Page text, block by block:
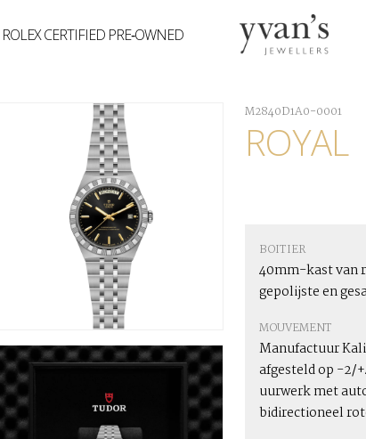
ROLEX CERTIFIED PRE‑OWNED
M2840D1A0-0001
ROYAL
BOITIER
40mm-kast van
gepolijste en
MOUVEMENT
Manufactuur
afgesteld op -2/
uurwerk met
bidirectioneel